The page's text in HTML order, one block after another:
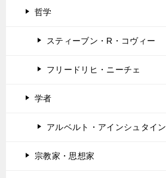
哲学
スティーブン・R・コヴィー
フリードリヒ・ニーチェ
学者
アルベルト・アインシュタイン
宗教家・思想家